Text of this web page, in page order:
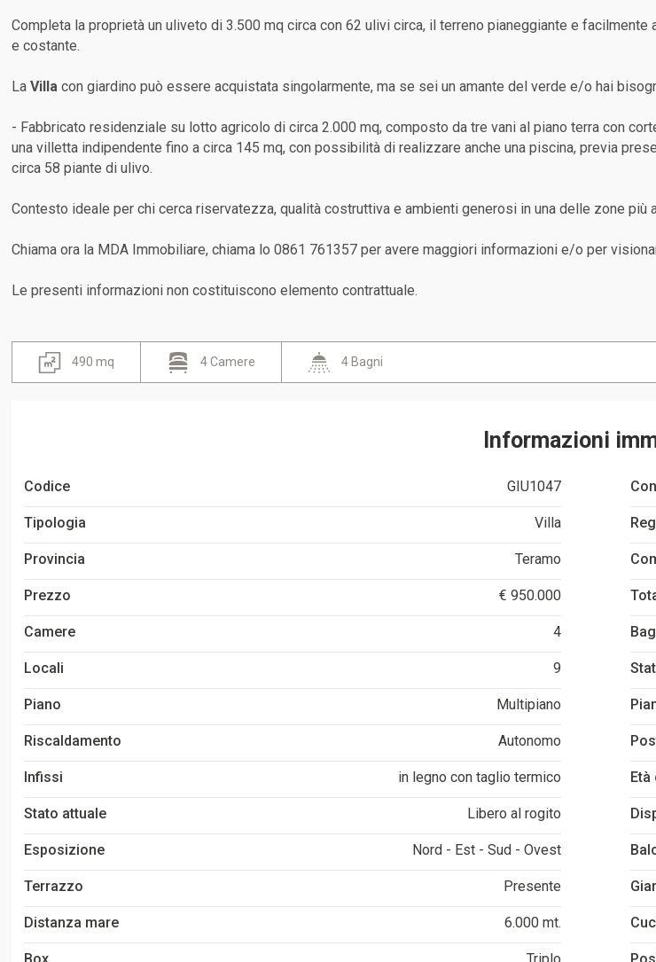
Completa la proprietà un uliveto di 3.500 mq circa con 62 ulivi circa, il terreno pianeggiante e
e costante.
LaVilla con giardino può essere acquistata singolarmente, ma se sei un amante del verde e/o hai
- Fabbricato residenziale su lotto agricolo di circa 2.000 mq, composto da tre vani al piano terra con
una villetta indipendente fino a circa 145 mq, con possibilità di realizzare anche una piscina, previa
circa 58 piante di ulivo.
Contesto ideale per chi cerca riservatezza, qualità costruttiva e ambienti generosi in una delle zone più
Chiama ora la MDA Immobiliare, chiama lo 0861 761357 per avere maggiori informazioni e/o per
Le presenti informazioni non costituiscono elemento contrattuale.
490 mq 4 Camere 4 Bagni
Informazioni
Codice GIU1047
Tipologia Villa
Provincia Teramo
Prezzo € 950.000
Camere 4
Locali 9
Piano Multipiano
Riscaldamento Autonomo
Infissi in legno con taglio termico
Stato attuale Libero al rogito
Esposizione Nord - Est - Sud - Ovest
Terrazzo Presente
Distanza mare 6.000 mt.